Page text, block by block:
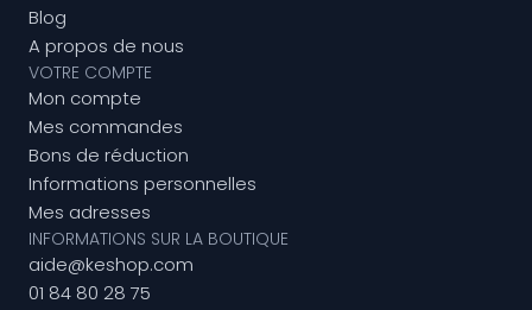
Blog
A propos de nous
VOTRE COMPTE
Mon compte
Mes commandes
Bons de réduction
Informations personnelles
Mes adresses
INFORMATIONS SUR LA BOUTIQUE
aide@keshop.com
01 84 80 28 75